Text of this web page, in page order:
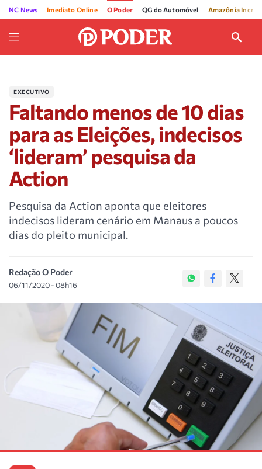
NC News Imediato Online O Poder QG do Automóvel Amazônia
EXECUTIVO
Faltando menos de 10 dias
para as Eleições, indecisos
‘lideram’ pesquisa da
Action
Pesquisa da Action aponta que eleitores
indecisos lideram cenário em Manaus a poucos
dias do pleito municipal.
Redação O Poder
06/11/2020 - 08h16